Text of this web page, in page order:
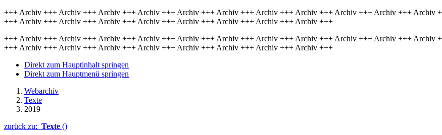
+++ Archiv +++ Archiv +++ Archiv +++ Archiv +++ Archiv +++ Archiv +++ Archiv +++ Archiv +++ Archiv +++ Archiv +++
+++ Archiv +++ Archiv +++ Archiv +++ Archiv +++ Archiv +++ Archiv +++ Archiv +++ Archiv +++
+++ Archiv +++ Archiv +++ Archiv +++ Archiv +++ Archiv +++ Archiv +++ Archiv +++ Archiv +++ Archiv +++ Archiv +++
+++ Archiv +++ Archiv +++ Archiv +++ Archiv +++ Archiv +++ Archiv +++ Archiv +++ Archiv +++
Direkt zum Hauptinhalt springen
Direkt zum Hauptmenü springen
Webarchiv
Texte
2019
zurück zu: Texte ()